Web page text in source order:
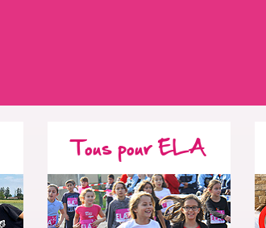
Tous pour ELA